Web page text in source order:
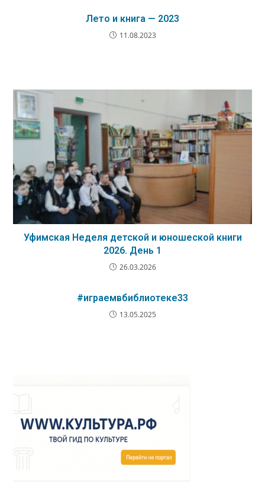
Лето и книга — 2023
11.08.2023
Уфимская Неделя детской и юношеской книги
2026. День 1
26.03.2026
#играемвбиблиотеке33
13.05.2025